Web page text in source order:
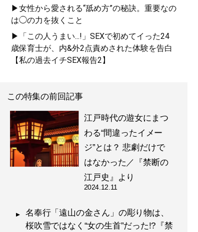
▶女性から愛される“舐め方”の秘訣。重要なの
は◯の力を抜くこと
▶「この人うまい...!」SEXで初めてイった24
歳保育士が、内&外2点責めされた体験を告白
【私の過去イチSEX報告2】
この特集の前回記事
江戸時代の遊女にまつ
わる“間違ったイメー
ジ”とは？ 悲劇だけで
はなかった／『禁断の
江戸史』より
2024.12.11
名奉行「遠山の金さん」の彫り物は、
桜吹雪ではなく“女の生首”だった!?『禁